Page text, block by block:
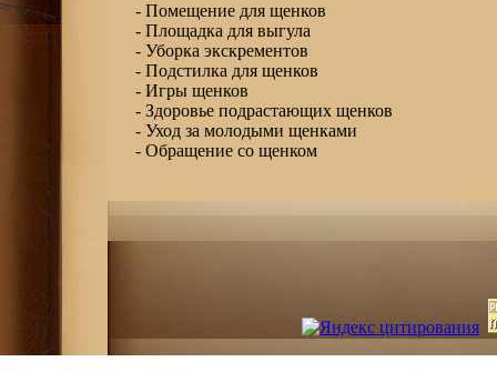
- Помещение для щенков
- Площадка для выгула
- Уборка экскрементов
- Подстилка для щенков
- Игры щенков
- Здоровье подрастающих щенков
- Уход за молодыми щенками
- Обращение со щенком